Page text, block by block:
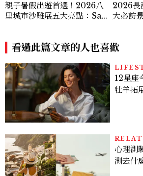
親子暑假出遊首選！2026八
里城市沙雕展五大亮點：San
2026長
大必訪
看過此篇文章的人也喜歡
12星座
牡羊拓
心理測
測去什